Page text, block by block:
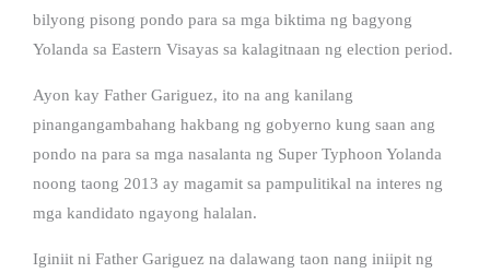
bilyong pisong pondo para sa mga biktima ng bagyong
Yolanda sa Eastern Visayas sa kalagitnaan ng election period.
Ayon kay Father Gariguez, ito na ang kanilang
pinangangambahang hakbang ng gobyerno kung saan ang
pondo na para sa mga nasalanta ng Super Typhoon Yolanda
noong taong 2013 ay magamit sa pampulitikal na interes ng
mga kandidato ngayong halalan.
Iginiit ni Father Gariguez na dalawang taon nang iniipit ng